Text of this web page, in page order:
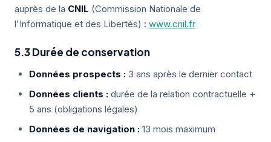
auprès de la CNIL (Commission Nationale de
l'Informatique et des Libertés) : www.cnil.fr
5.3 Durée de conservation
Données prospects : 3 ans après le dernier contact
Données clients : durée de la relation contractuelle +
5 ans (obligations légales)
Données de navigation : 13 mois maximum